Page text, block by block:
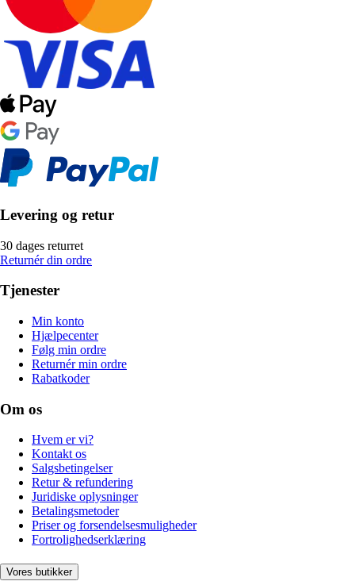
Levering og retur
30 dages returret
Returnér din ordre
Tjenester
Min konto
Hjælpecenter
Følg min ordre
Returnér min ordre
Rabatkoder
Om os
Hvem er vi?
Kontakt os
Salgsbetingelser
Retur & refundering
Juridiske oplysninger
Betalingsmetoder
Priser og forsendelsesmuligheder
Fortrolighedserklæring
Vores butikker